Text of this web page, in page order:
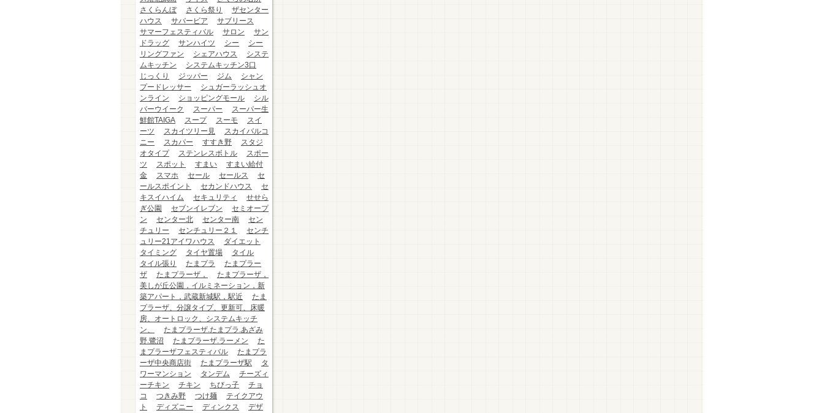
さくらんぼ
さくら祭り
ザセンター
ハウス
サバービア
サブリース
サマーフェスティバル
サロン
サン
ドラッグ
サンハイツ シー
シー
リングファン
シェアハウス
システ
ムキッチン
システムキッチン3口
じっくり
ジッパー ジム
シャン
プードレッサー
シュガーラッシュオ
ンライン
ショッピングモール
シル
バーウイーク
スーパー
スーパー生
鮮館TAIGA
スープ スーモ
スイ
ーツ
スカイツリー見
スカイバルコ
ニー
スカパー すすき野
スタジ
オタイプ
ステンレスボトル
スポー
ツ
スポット すまい
すまい給付
金
スマホ セール セールス
セ
ールスポイント
セカンドハウス
セ
キスイハイム
セキュリティ
せせら
ぎ公園
セブンイレブン
セミオープ
ン
センター北 センター南
セン
チュリー
センチュリー２１
センチ
ュリー21アイワハウス
ダイエット
タイミング
タイヤ置場
タイル
タイル張り
たまプラ
たまプラー
ザ
たまプラーザ，
たまプラーザ，
美しが丘公園，イルミネーション，新
築アパート，武蔵新城駅，駅近
たま
プラーザ、分譲タイプ、更新可、床暖
房、オートロック、システムキッチ
ン、
たまプラーザ.たまプラ.あざみ
野.鷺沼
たまプラーザ.ラーメン
た
まプラーザフェスティバル
たまプラ
ーザ中央商店街
たまプラーザ駅
タ
ワーマンション
タンデム
チーズィ
ーチキン
チキン ちびっ子
チョ
コ
つきみ野 つけ麺
テイクアウ
ト
ディズニー ディンクス
デザ